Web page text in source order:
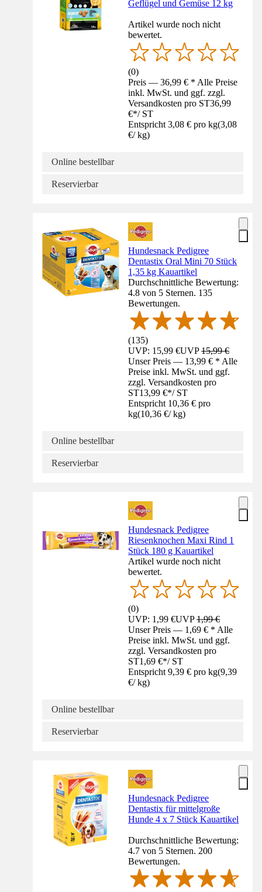
Geflügel und Gemüse 12 kg
Artikel wurde noch nicht
bewertet.
(0)
Preis — 36,99 € * Alle Preise
inkl. MwSt. und ggf. zzgl.
Versandkosten pro ST36,99
€*/ ST
Entspricht 3,08 € pro kg(3,08
€/ kg)
Online bestellbar
Reservierbar
Hundesnack Pedigree
Dentastix Oral Mini 70 Stück
1,35 kg Kauartikel
Durchschnittliche Bewertung:
4.8 von 5 Sternen. 135
Bewertungen.
(135)
UVP: 15,99 €UVP15,99 €
Unser Preis — 13,99 € * Alle
Preise inkl. MwSt. und ggf.
zzgl. Versandkosten pro
ST13,99 €*/ ST
Entspricht 10,36 € pro
kg(10,36 €/ kg)
Online bestellbar
Reservierbar
Hundesnack Pedigree
Riesenknochen Maxi Rind 1
Stück 180 g Kauartikel
Artikel wurde noch nicht
bewertet.
(0)
UVP: 1,99 €UVP1,99 €
Unser Preis — 1,69 € * Alle
Preise inkl. MwSt. und ggf.
zzgl. Versandkosten pro
ST1,69 €*/ ST
Entspricht 9,39 € pro kg(9,39
€/ kg)
Online bestellbar
Reservierbar
Hundesnack Pedigree
Dentastix für mittelgroße
Hunde 4 x 7 Stück Kauartikel
Durchschnittliche Bewertung:
4.7 von 5 Sternen. 200
Bewertungen.